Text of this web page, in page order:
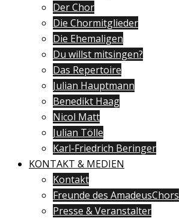
Der Chor
Die Chormitglieder
Die Ehemaligen
Du willst mitsingen?
Das Repertoire
Julian Hauptmann
Benedikt Haag
Nicol Matt
Julian Tölle
Karl-Friedrich Beringer
KONTAKT & MEDIEN
Kontakt
Freunde des AmadeusChors
Presse & Veranstalter